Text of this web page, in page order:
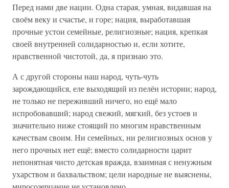
Перед нами две нации. Одна старая, умная, видавшая на
своём веку и счастье, и горе; нация, выработавшая
прочные устои семейные, религиозные; нация, крепкая
своей внутренней солидарностью и, если хотите,
нравственной чистотой, да, я признаю это.
А с другой стороны наш народ, чуть-чуть
зарождающийся, еле выходящий из пелён истории; народ,
не только не переживший ничего, но ещё мало
испробовавший; народ свежий, мягкий, без устоев и
значительно ниже стоящий по многим нравственным
качествам своим. Ни семейных, ни религиозных основ у
него прочных нет ещё; вместо солидарности царит
непонятная чисто детская вражда, взаимная с ненужным
ухарством и бахвальством; цели народные не выяснены,